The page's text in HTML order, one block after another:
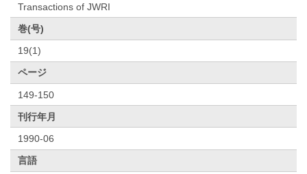
Transactions of JWRI
巻(号)
19(1)
ページ
149-150
刊行年月
1990-06
言語